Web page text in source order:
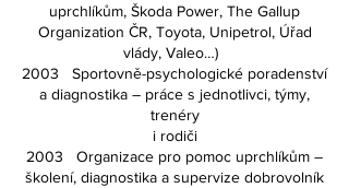
uprchlíkům, Škoda Power, The Gallup
Organization ČR, Toyota, Unipetrol, Úřad
vlády, Valeo…)
2003 Sportovně-psychologické poradenství
a diagnostika – práce s jednotlivci, týmy,
trenéry
i rodiči
2003 Organizace pro pomoc uprchlíkům –
školení, diagnostika a supervize dobrovolník